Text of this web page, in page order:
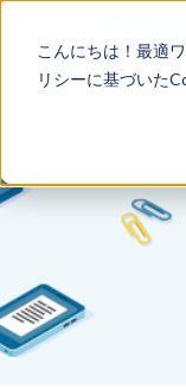
こんにちは！最適
リシーに基づいた